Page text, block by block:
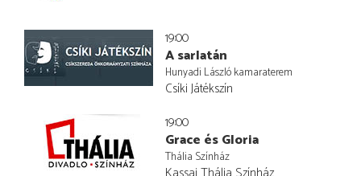
19:00
A sarlatán
Hunyadi László kamaraterem
Csíki Játékszín
19:00
Grace és Gloria
Thália Színház